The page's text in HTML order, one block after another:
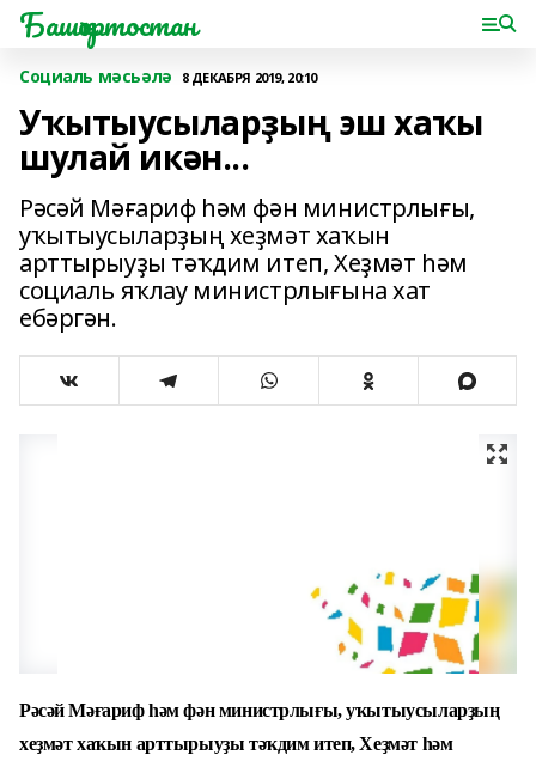
Башҡортостан
Социаль мәсьәлә 8 ДЕКАБРЯ 2019, 20:10
Уҡытыусыларҙың эш хаҡы
шулай икән...
Рәсәй Мәғариф һәм фән министрлығы,
уҡытыусыларҙың хеҙмәт хаҡын
арттырыуҙы тәҡдим итеп, Хеҙмәт һәм
социаль яҡлау министрлығына хат
ебәргән.
Рәсәй Мәғариф һәм фән министрлығы, уҡытыусыларҙың
хеҙмәтхаҡын арттырыуҙы тәҡдим итеп, Хеҙмәт һәм